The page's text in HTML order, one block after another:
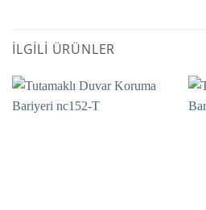
İLGILI ÜRÜNLER